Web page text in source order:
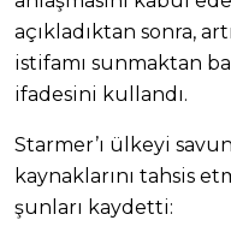
açıkladıktan sonra,
istifamı sunmaktan
ifadesini kullandı.
Starmer’ı ülkeyi
kaynaklarını tahsis
şunları kaydetti: